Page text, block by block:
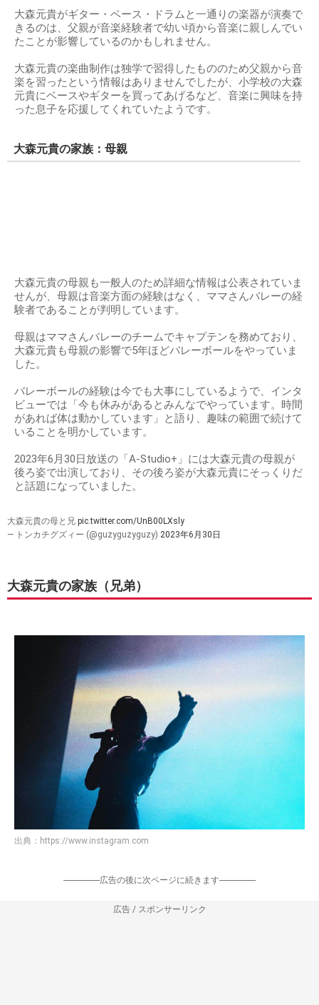
大森元貴がギター・ベース・ドラムと一通りの楽器が演奏で
きるのは、父親が音楽経験者で幼い頃から音楽に親しんでい
たことが影響しているのかもしれません。
大森元貴の楽曲制作は独学で習得したもののため父親から音
楽を習ったという情報はありませんでしたが、小学校の大森
元貴にベースやギターを買ってあげるなど、音楽に興味を持
った息子を応援してくれていたようです。
大森元貴の家族：母親
大森元貴の母親も一般人のため詳細な情報は公表されていま
せんが、母親は音楽方面の経験はなく、ママさんバレーの経
験者であることが判明しています。
母親はママさんバレーのチームでキャプテンを務めており、
大森元貴も母親の影響で5年ほどバレーボールをやっていま
した。
バレーボールの経験は今でも大事にしているようで、インタ
ビューでは「今も休みがあるとみんなでやっています。時間
があれば体は動かしています」と語り、趣味の範囲で続けて
いることを明かしています。
2023年6月30日放送の「A-Studio+」には大森元貴の母親が
後ろ姿で出演しており、その後ろ姿が大森元貴にそっくりだ
と話題になっていました。
大森元貴の母と兄 pic.twitter.com/UnB00LXsly
— トンカチグズィー (@guzyguzyguzy) 2023年6月30日
大森元貴の家族（兄弟）
出典： https://www.instagram.com
-----------------広告の後に次ページに続きます-----------------
広告 / スポンサーリンク